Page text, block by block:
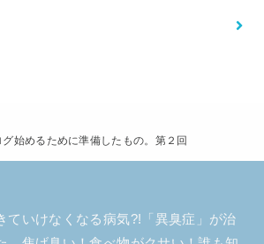
始めるために準備したもの。第２回
ていけなくなる病気?!「異臭症」が治